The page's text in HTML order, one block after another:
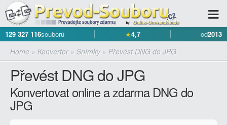
129 327 116souborů ★4,7 od2013
Home » Konvertor» Snímky» Převést DNG do JPG
Převést DNG do JPG
Konvertovat online a zdarma DNG do
JPG